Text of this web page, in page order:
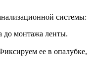
системы:
до монтажа ленты.
ее в опалубке,